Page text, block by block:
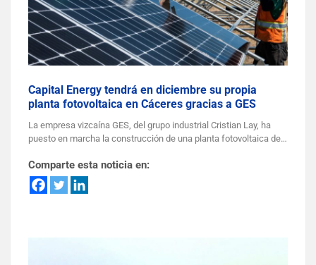
Capital Energy tendrá en diciembre su propia
planta fotovoltaica en Cáceres gracias a GES
La empresa vizcaína GES, del grupo industrial Cristian Lay, ha
puesto en marcha la construcción de una planta fotovoltaica de…
Comparte esta noticia en: